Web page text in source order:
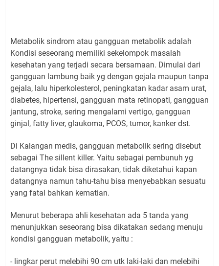
Metabolik sindrom atau gangguan metabolik adalah
Kondisi seseorang memiliki sekelompok masalah
kesehatan yang terjadi secara bersamaan. Dimulai dari
gangguan lambung baik yg dengan gejala maupun tanpa
gejala, lalu hiperkolesterol, peningkatan kadar asam urat,
diabetes, hipertensi, gangguan mata retinopati, gangguan
jantung, stroke, sering mengalami vertigo, gangguan
ginjal, fatty liver, glaukoma, PCOS, tumor, kanker dst.
Di Kalangan medis, gangguan metabolik sering disebut
sebagai The sillent killer. Yaitu sebagai pembunuh yg
datangnya tidak bisa dirasakan, tidak diketahui kapan
datangnya namun tahu-tahu bisa menyebabkan sesuatu
yang fatal bahkan kematian.
Menurut beberapa ahli kesehatan ada 5 tanda yang
menunjukkan seseorang bisa dikatakan sedang menuju
kondisi gangguan metabolik, yaitu :
- lingkar perut melebihi 90 cm utk laki-laki dan melebihi